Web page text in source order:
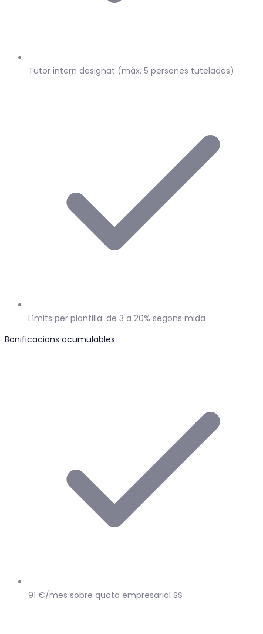
Tutor intern designat (màx. 5 persones tutelades)
Límits per plantilla: de 3 a 20% segons mida
Bonificacions acumulables
91 €/mes sobre quota empresarial SS